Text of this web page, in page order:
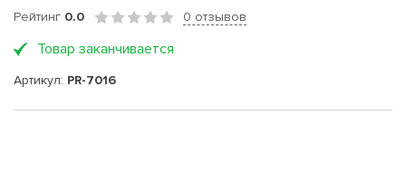
Рейтинг 0.0 0 отзывов
Товар заканчивается
Артикул: PR-7016